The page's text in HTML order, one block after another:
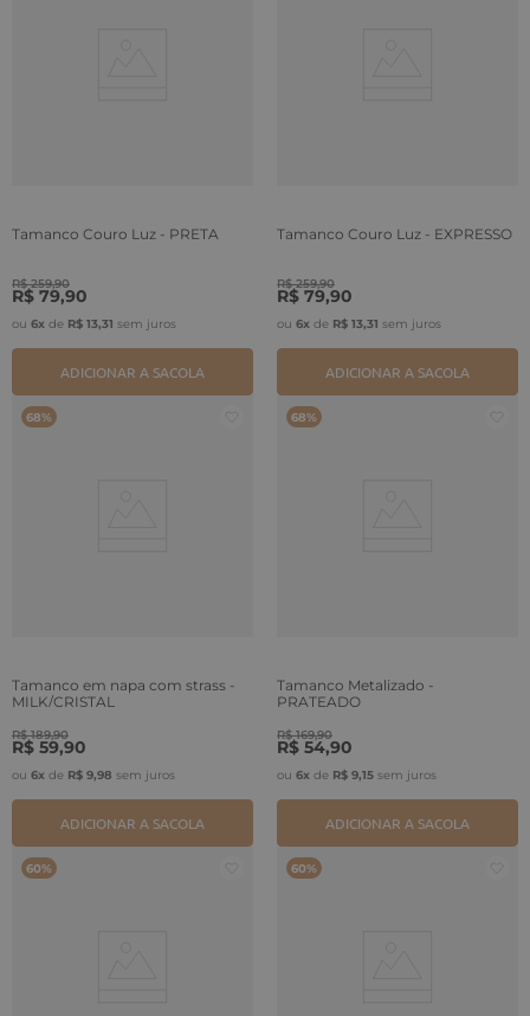
Tamanco Couro Luz - PRETA
R$ 259,90
R$ 79,90
ou 6x de R$ 13,31 sem juros
ADICIONAR A SACOLA
Tamanco Couro Luz - EXPRESSO
R$ 259,90
R$ 79,90
ou 6x de R$ 13,31 sem juros
ADICIONAR A SACOLA
68%
Tamanco em napa com strass -
MILK/CRISTAL
R$ 189,90
R$ 59,90
ou 6x de R$ 9,98 sem juros
ADICIONAR A SACOLA
68%
Tamanco Metalizado -
PRATEADO
R$ 169,90
R$ 54,90
ou 6x de R$ 9,15 sem juros
ADICIONAR A SACOLA
60% 60%